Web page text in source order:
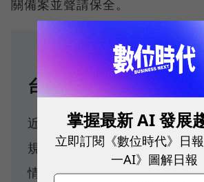
關備案並聲請保全。
台積電完整聲明
近期台積公司在常規的監控情
規行為，經內部調查發現涉及
情況。由於台積公司建立全面
掌握最新 AI 發展
立即訂閱《數位時代》日
一AI》圖解日報